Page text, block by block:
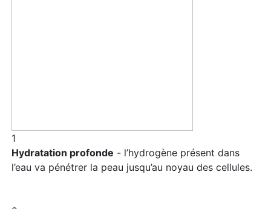
1
Hydratation profonde - l’hydrogène présent dans
l’eau va pénétrer la peau jusqu’au noyau des cellules.